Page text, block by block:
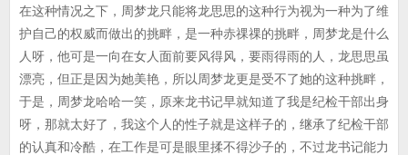
在这种情况之下，周梦龙只能将龙思思的这种行为视为一种为了维
护自己的权威而做出的挑畔，是一种赤祼祼的挑畔，周梦龙是什么
人呀，他可是一向在女人面前要风得风，要雨得雨的人，龙思思虽
漂亮，但正是因为她美艳，所以周梦龙更是受不了她的这种挑畔，
于是，周梦龙哈哈一笑，原来龙书记早就知道了我是纪检干部出身
呀，那就太好了，我这个人的性子就是这样子的，继承了纪检干部
的认真和冷酷，在工作是可是眼里揉不得沙子的，不过龙书记能力